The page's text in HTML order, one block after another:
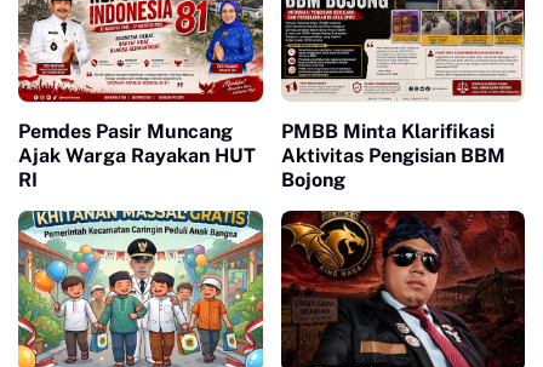
Pemdes Pasir Muncang
Ajak Warga Rayakan HUT
RI
PMBB Minta Klarifikasi
Aktivitas Pengisian BBM
Bojong